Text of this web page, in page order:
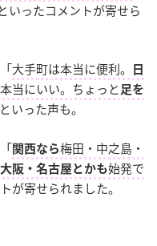
いったコメントが寄せら
大手町は本当に便利。
日
当にいい。ちょっと 足を
いった声も。
関西なら梅田・中之島・
阪・名古屋とかも始発で
が寄せられました。